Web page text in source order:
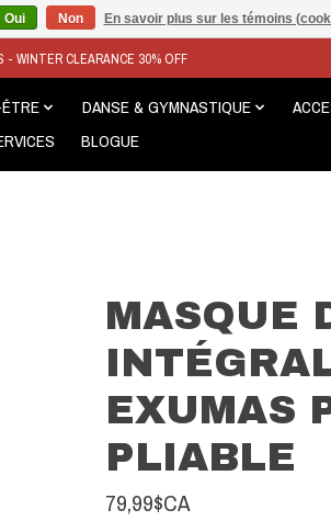
- WINTER CLEARANCE 30% OFF
DANSE & GYMNASTIQUE
BLOGUE
MASQUE
EXUMAS
PLIABLE
79,99$CA
Oui Non En savoir plus sur les témoins